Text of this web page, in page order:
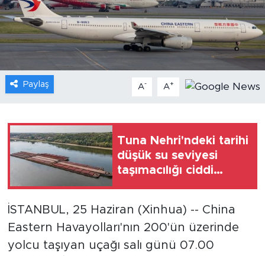
Paylaş A- A+
Tuna Nehri'ndeki tarihi
düşük su seviyesi
taşımacılığı ciddi
İSTANBUL, 25 Haziran (Xinhua) -- China
Eastern Havayolları'nın 200'ün üzerinde
yolcu taşıyan uçağı salı günü 07.00
Gündem
Video
Sağlık
Xinhua
Xinhua Türkiye
Seyahat